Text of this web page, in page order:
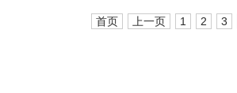
首页 上一页 1 2 3